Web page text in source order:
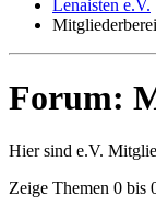
Lenaisten e.V.
Forum:
Hier sind e.V.
Zeige Themen 0 bis